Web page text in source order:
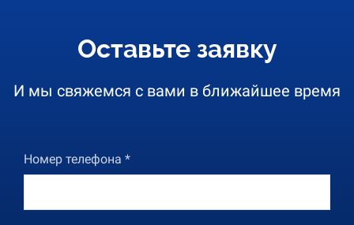
Оставьте заявку
И мы свяжемся с вами в ближайшее время
Номер телефона *